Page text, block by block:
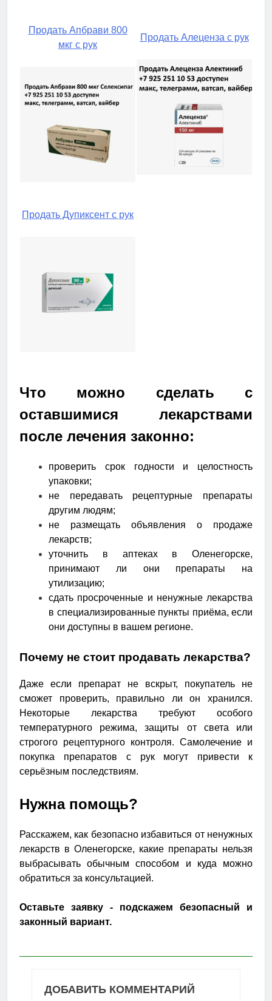
Продать Апбрави 800
мкг с рук
Продать Алеценза с рук
Продать Дупиксент с рук
Что можно сделать с
оставшимися лекарствами
после лечения законно:
проверить срок годности и целостность
упаковки;
не передавать рецептурные препараты
другим людям;
не размещать объявления о продаже
лекарств;
уточнить в аптеках в Оленегорске,
принимают ли они препараты на
утилизацию;
сдать просроченные и ненужные лекарства
в специализированные пункты приёма, если
они доступны в вашем регионе.
Почему не стоит продавать лекарства?
Даже если препарат не вскрыт, покупатель не
сможет проверить, правильно ли он хранился.
Некоторые лекарства требуют особого
температурного режима, защиты от света или
строгого рецептурного контроля. Самолечение и
покупка препаратов с рук могут привести к
серьёзным последствиям.
Нужна помощь?
Расскажем, как безопасно избавиться от ненужных
лекарств в Оленегорске, какие препараты нельзя
выбрасывать обычным способом и куда можно
обратиться за консультацией.
Оставьте заявку - подскажем безопасный и
законный вариант.
ДОБАВИТЬ КОММЕНТАРИЙ